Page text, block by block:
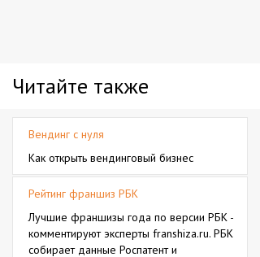
Читайте также
Вендинг с нуля
Как открыть вендинговый бизнес
Рейтинг франшиз РБК
Лучшие франшизы года по версии РБК -
комментируют эксперты franshiza.ru. РБК
собирает данные Роспатент и